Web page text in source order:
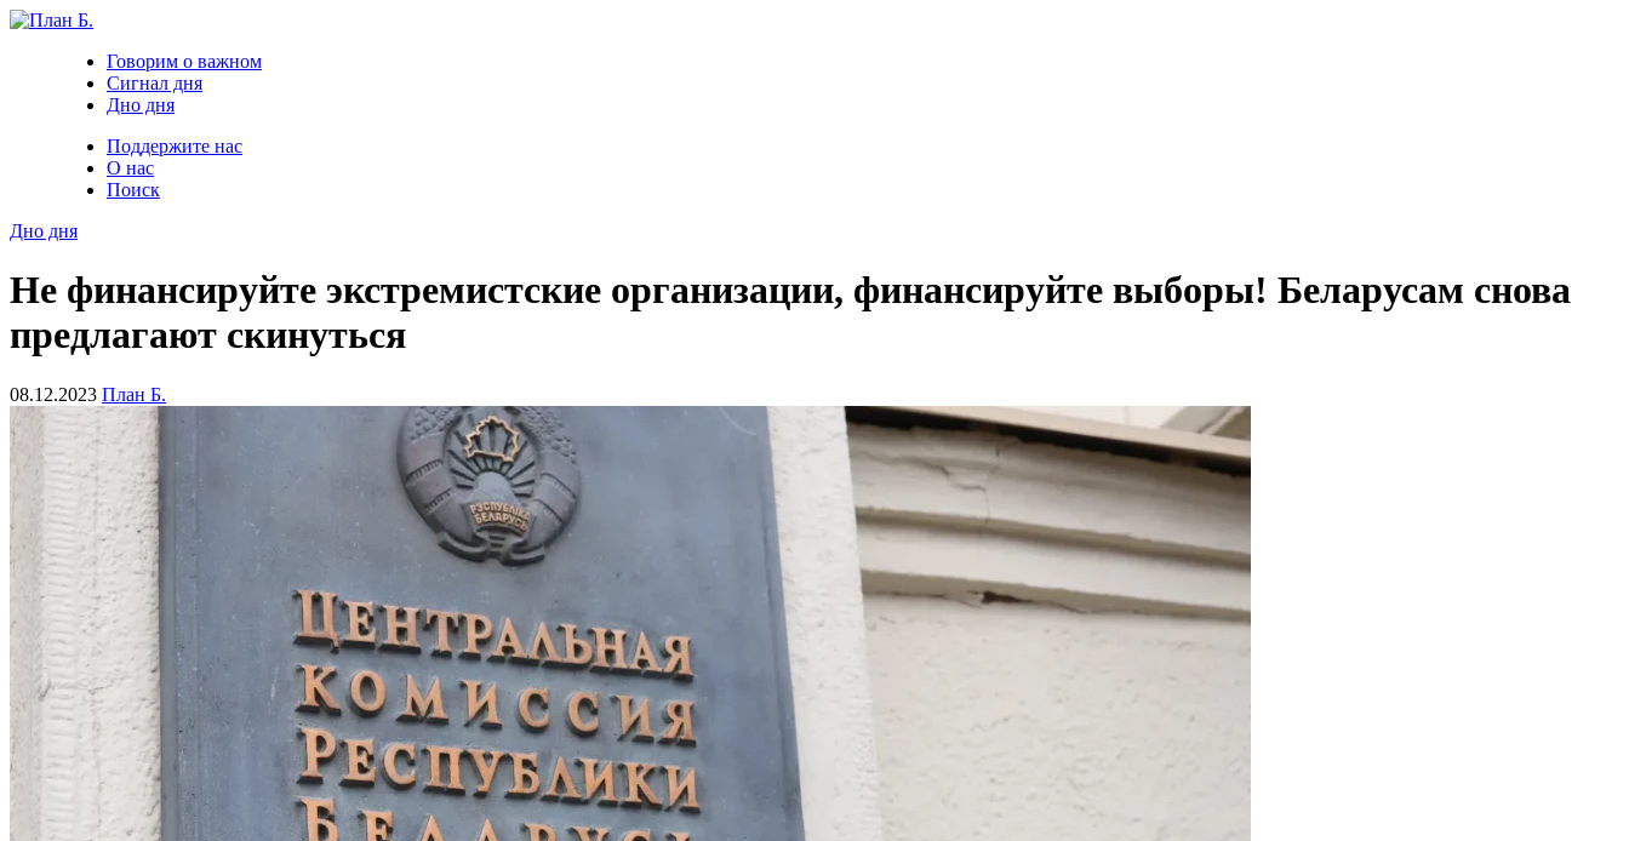
Говорим о важном
Сигнал дня
Дно дня
Поддержите нас
О нас
Поиск
Дно дня
Не финансируйте экстремистские организации, финансируйте выборы! Беларусам снова
предлагают скинуться
08.12.2023 План Б.